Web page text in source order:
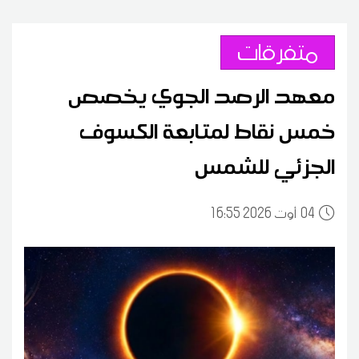
متفرقات
معهد الرصد الجوي يخصص
خمس نقاط لمتابعة الكسوف
الجزئي للشمس
0416:55 2026 أوت